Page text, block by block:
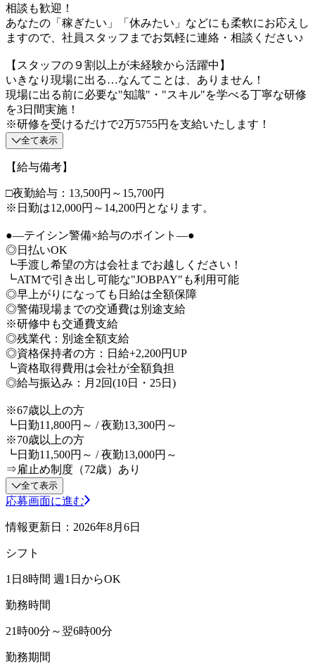
相談も歓迎！
あなたの「稼ぎたい」「休みたい」などにも柔軟にお応えし
ますので、社員スタッフまでお気軽に連絡・相談ください♪
【スタッフの９割以上が未経験から活躍中】
いきなり現場に出る…なんてことは、ありません！
現場に出る前に必要な"知識"・"スキル"を学べる丁寧な研修
を3日間実施！
※研修を受けるだけで2万5755円を支給いたします！
全て表示
【給与備考】
□夜勤給与：13,500円～15,700円
※日勤は12,000円～14,200円となります。
●―テイシン警備×給与のポイント―●
◎日払いOK
┗手渡し希望の方は会社までお越しください！
┗ATMで引き出し可能な"JOBPAY"も利用可能
◎早上がりになっても日給は全額保障
◎警備現場までの交通費は別途支給
※研修中も交通費支給
◎残業代：別途全額支給
◎資格保持者の方：日給+2,200円UP
┗資格取得費用は会社が全額負担
◎給与振込み：月2回(10日・25日)
※67歳以上の方
┗日勤11,800円～ / 夜勤13,300円～
※70歳以上の方
┗日勤11,500円～ / 夜勤13,000円～
⇒雇止め制度（72歳）あり
全て表示
応募画面に進む
情報更新日：2026年8月6日
シフト
1日8時間 週1日からOK
勤務時間
21時00分～翌6時00分
勤務期間